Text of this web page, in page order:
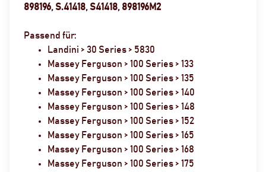
898196, S.41418, S41418, 898196M2
Passend für:
Landini > 30 Series > 5830
Massey Ferguson > 100 Series > 133
Massey Ferguson > 100 Series > 135
Massey Ferguson > 100 Series > 140
Massey Ferguson > 100 Series > 148
Massey Ferguson > 100 Series > 152
Massey Ferguson > 100 Series > 165
Massey Ferguson > 100 Series > 168
Massey Ferguson > 100 Series > 175